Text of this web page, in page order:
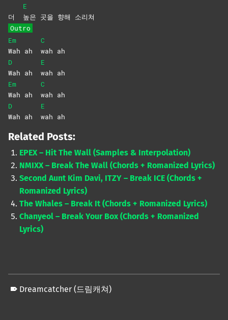
더
E
높은 곳을 향해 소리쳐
Outro
Em
Wah ah
C
wah ah
D
Wah ah
E
wah ah
Em
Wah ah
C
wah ah
D
Wah ah
E
wah ah
Related Posts:
EPEX – Hit The Wall (Samples & Interpolation)
NMIXX – Break The Wall (Chords + Romanized Lyrics)
Second Aunt Kim Davi, ITZY – Break ICE (Chords +
Romanized Lyrics)
The Whales – Break It (Chords + Romanized Lyrics)
Chanyeol – Break Your Box (Chords + Romanized
Lyrics)
Dreamcatcher (드림캐쳐)